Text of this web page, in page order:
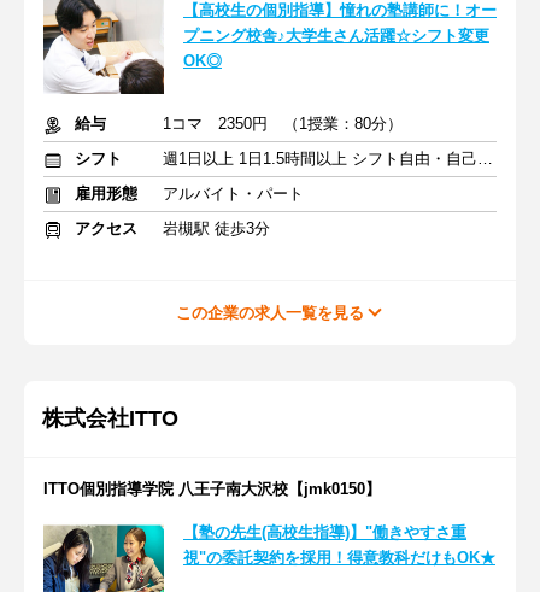
【高校生の個別指導】憧れの塾講師に！オー
プニング校舎♪大学生さん活躍☆シフト変更
OK◎
給与
1コマ 2350円 （1授業：80分）
シフト
週1日以上 1日1.5時間以上 シフト自由・自己申告
雇用形態
アルバイト・パート
アクセス
岩槻駅 徒歩3分
この企業の求人一覧を見る
株式会社ITTO
ITTO個別指導学院 八王子南大沢校【jmk0150】
【塾の先生(高校生指導)】"働きやすさ重
視"の委託契約を採用！得意教科だけもOK★